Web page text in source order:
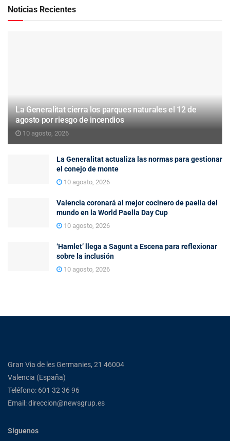
Noticias Recientes
La Generalitat cierra los parques naturales el 12 de
agosto por riesgo de incendios
10 agosto, 2026
La Generalitat actualiza las normas para gestionar
el conejo de monte
10 agosto, 2026
Valencia coronará al mejor cocinero de paella del
mundo en la World Paella Day Cup
10 agosto, 2026
‘Hamlet’ llega a Sagunt a Escena para reflexionar
sobre la inclusión
10 agosto, 2026
Gran Via de les Germanies, 21 46004
Valencia (España)
Teléfono: 601 32 36 96
Email: direccion@newsgrup.es
Síguenos